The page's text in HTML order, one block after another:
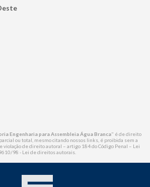
Engenharia para Assembleia Água Branca" é de direito
ou total, mesmo citando nossos links, é proibida sem a
violação de direito autoral – artigo 184 do Código Penal – Lei
98 - Lei de direitos autorais